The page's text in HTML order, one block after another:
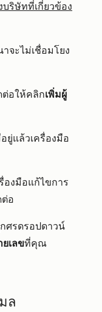
บริษัทที่เกี่ยวข้อง
จะไม่เชื่อมโยง
ต่อให้คลิกเพิ่มผู้
ยู่แล้วเครื่องมือ
องมือแก้ไขการ
อ
ศรดรอปดาวน์
เลขที่คุณ
ล